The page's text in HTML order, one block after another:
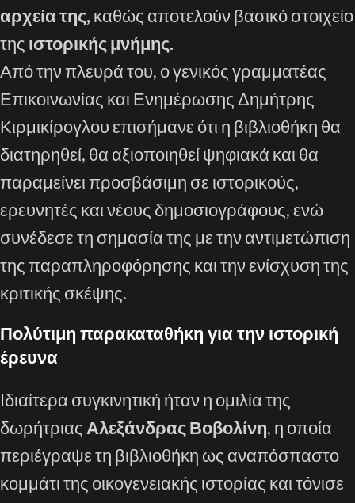
αρχεία της, καθώς αποτελούν βασικό στοιχείο
της ιστορικής μνήμης.
Από την πλευρά του, ο γενικός γραμματέας
Επικοινωνίας και Ενημέρωσης Δημήτρης
Κιρμικίρογλου επισήμανε ότι η βιβλιοθήκη θα
διατηρηθεί, θα αξιοποιηθεί ψηφιακά και θα
παραμείνει προσβάσιμη σε ιστορικούς,
ερευνητές και νέους δημοσιογράφους, ενώ
συνέδεσε τη σημασία της με την αντιμετώπιση
της παραπληροφόρησης και την ενίσχυση της
κριτικής σκέψης.
Πολύτιμη παρακαταθήκη για την ιστορική
έρευνα
Ιδιαίτερα συγκινητική ήταν η ομιλία της
δωρήτριας Αλεξάνδρας Βοβολίνη, η οποία
περιέγραψε τη βιβλιοθήκη ως αναπόσπαστο
κομμάτι της οικογενειακής ιστορίας και τόνισε